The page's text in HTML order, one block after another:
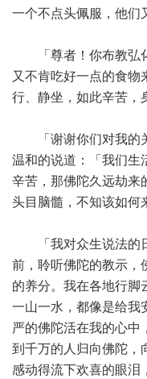
一个不点头佩服，他们
「尊者！你布教弘化
又不肯吃好一点的食物
行、静坐，如此辛苦，
「谢谢你们对我的关
温和的说道：「我们生
辛苦，那佛陀久远劫来
头目脑髓，不知该如何
「我对众生说法的日
前，聆听佛陀的教示，
的养分。我在各地行脚
一山一水，都像是给我
严的佛陀活在我的心中
到千万的人归向佛陀，
感动得流下欢喜的眼泪